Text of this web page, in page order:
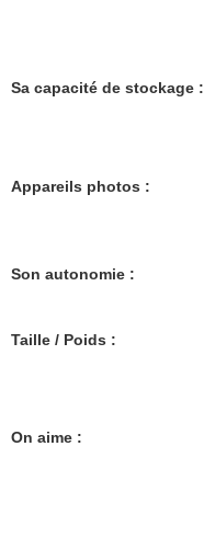
Sa capacité de stockage :
Appareils photos :
Son autonomie :
Taille / Poids :
On aime :